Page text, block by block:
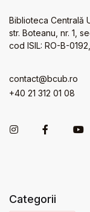
Biblioteca Centrală
str. Boteanu, nr. 1,
cod ISIL: RO-B-
contact@bcub.ro
+40 21 312 01 08
Categorii